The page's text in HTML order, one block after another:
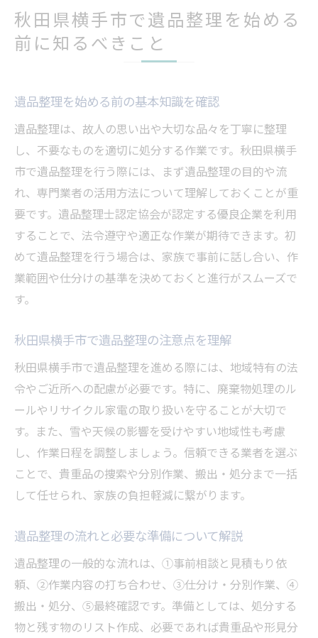
遺品整理を安心して進めるための総まとめ
秋田県横手市で遺品整理を始める
前に知るべきこと
遺品整理を始める前の基本知識を確認
遺品整理は、故人の思い出や大切な品々を丁寧に整理
し、不要なものを適切に処分する作業です。秋田県横手
市で遺品整理を行う際には、まず遺品整理の目的や流
れ、専門業者の活用方法について理解しておくことが重
要です。遺品整理士認定協会が認定する優良企業を利用
することで、法令遵守や適正な作業が期待できます。初
めて遺品整理を行う場合は、家族で事前に話し合い、作
業範囲や仕分けの基準を決めておくと進行がスムーズで
す。
秋田県横手市で遺品整理の注意点を理解
秋田県横手市で遺品整理を進める際には、地域特有の法
令やご近所への配慮が必要です。特に、廃棄物処理のル
ールやリサイクル家電の取り扱いを守ることが大切で
す。また、雪や天候の影響を受けやすい地域性も考慮
し、作業日程を調整しましょう。信頼できる業者を選ぶ
ことで、貴重品の捜索や分別作業、搬出・処分まで一括
して任せられ、家族の負担軽減に繋がります。
遺品整理の流れと必要な準備について解説
遺品整理の一般的な流れは、①事前相談と見積もり依
頼、②作業内容の打ち合わせ、③仕分け・分別作業、④
搬出・処分、⑤最終確認です。準備としては、処分する
物と残す物のリスト作成、必要であれば貴重品や形見分